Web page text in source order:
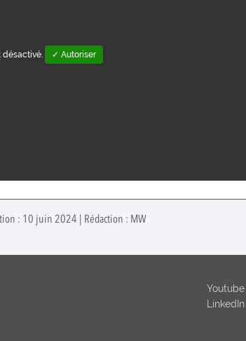
désactivé. ✓ Autoriser
: 10 juin 2024 | Rédaction : MW
Youtube
LinkedIn